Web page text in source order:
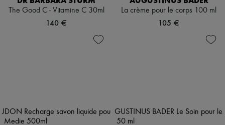
The Good C - Vitamine C 30ml
140 €
La crème pour le corps 100 ml
105 €